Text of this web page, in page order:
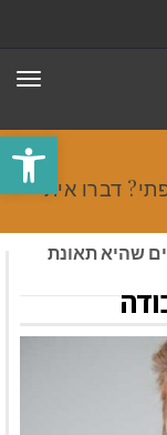
פתח
דברו איתי
שהיא תאונת